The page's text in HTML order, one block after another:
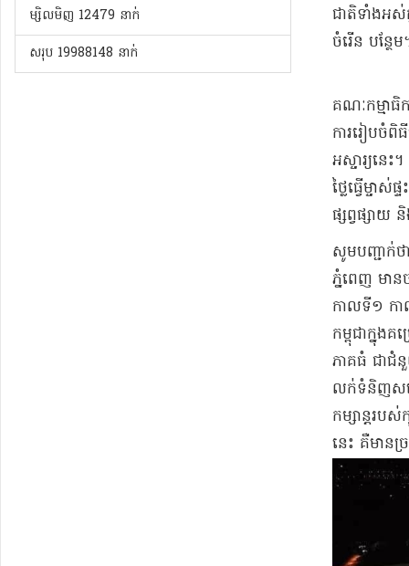
ម្សិលមិញ 12479 នាក់
សរុប 19988148 នាក់
ជាតិ​ទាំងអ
ចំរើន បន្ថែ
គណៈកម្មាធិ
ការ​រៀបចំ​
អស្ចារ្យ​នេ
ថ្លៃ​ធ្វើ​ម្ច
ផ្សព្វផ្សាយ
សូមបញ្ជាក់ថ
ភ្នំពេញ មា
កាល​ទី​១ កា
កម្ពុជា​ក្នុ
ភាគ​ធំ ជា​ជំ
លក់ទំនិញ​សម្
កម្សាន្ត​រ
នេះ គឺមាន​